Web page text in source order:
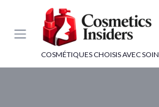
COSMÉTIQUES CHOISIS AVEC SOIN
Panneau de gestion des cookies